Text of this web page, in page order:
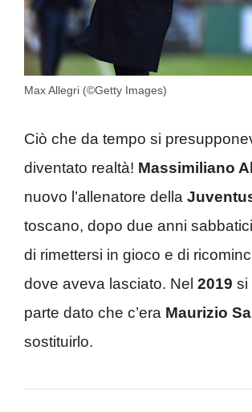
Max Allegri (©Getty Images)
Ciò che da tempo si
diventato realtà! Massimiliano
nuovo l’allenatore della
toscano, dopo due anni
di rimettersi in gioco e di
dove aveva lasciato. Nel 2019 si
parte dato che c’era Maurizio
sostituirlo.